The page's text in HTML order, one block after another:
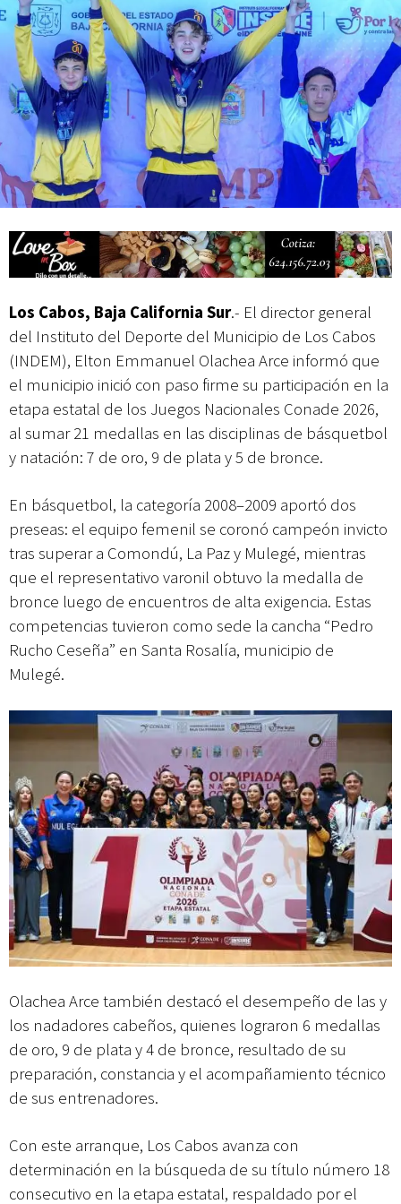
actividades de acceso libre
Los Cabos, Baja California Sur.- El director general
del Instituto del Deporte del Municipio de Los Cabos
(INDEM), Elton Emmanuel Olachea Arce informó que
el municipio inició con paso firme su participación en la
etapa estatal de los Juegos Nacionales Conade 2026,
al sumar 21 medallas en las disciplinas de básquetbol
y natación: 7 de oro, 9 de plata y 5 de bronce.
En básquetbol, la categoría 2008–2009 aportó dos
preseas: el equipo femenil se coronó campeón invicto
tras superar a Comondú, La Paz y Mulegé, mientras
que el representativo varonil obtuvo la medalla de
bronce luego de encuentros de alta exigencia. Estas
competencias tuvieron como sede la cancha “Pedro
Rucho Ceseña” en Santa Rosalía, municipio de
Mulegé.
Olachea Arce también destacó el desempeño de las y
los nadadores cabeños, quienes lograron 6 medallas
de oro, 9 de plata y 4 de bronce, resultado de su
preparación, constancia y el acompañamiento técnico
de sus entrenadores.
Con este arranque, Los Cabos avanza con
determinación en la búsqueda de su título número 18
consecutivo en la etapa estatal, respaldado por el